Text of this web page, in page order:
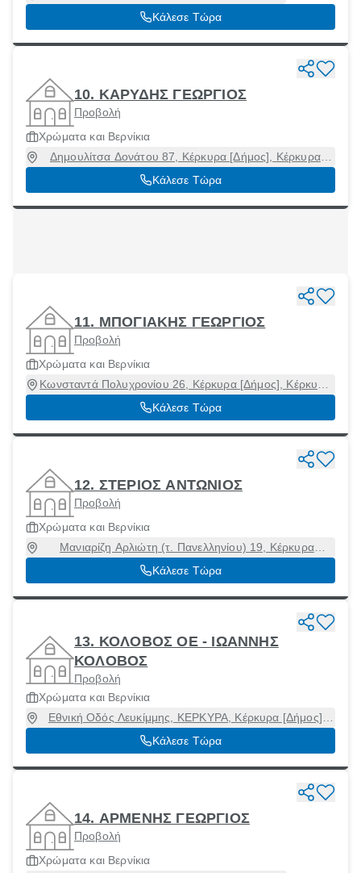
Κάλεσε Τώρα
10. ΚΑΡΥΔΗΣ ΓΕΩΡΓΙΟΣ
Προβολή
Χρώματα και Βερνίκια
Δημουλίτσα Δονάτου 87, Κέρκυρα [Δήμος], Κέρκυρα,
49100
Κάλεσε Τώρα
11. ΜΠΟΓΙΑΚΗΣ ΓΕΩΡΓΙΟΣ
Προβολή
Χρώματα και Βερνίκια
Κωνσταντά Πολυχρονίου 26, Κέρκυρα [Δήμος], Κέρκυρα,
49100
Κάλεσε Τώρα
12. ΣΤΕΡΙΟΣ ΑΝΤΩΝΙΟΣ
Προβολή
Χρώματα και Βερνίκια
Μανιαρίζη Αρλιώτη (τ. Πανελληνίου) 19, Κέρκυρα
[Δήμος], Κέρκυρα
Κάλεσε Τώρα
13. ΚΟΛΟΒΟΣ ΟΕ - ΙΩΑΝΝΗΣ
ΚΟΛΟΒΟΣ
Προβολή
Χρώματα και Βερνίκια
Εθνική Οδός Λευκίμμης, ΚΕΡΚΥΡΑ, Κέρκυρα [Δήμος],
Κέρκυρα, 49100
Κάλεσε Τώρα
14. ΑΡΜΕΝΗΣ ΓΕΩΡΓΙΟΣ
Προβολή
Χρώματα και Βερνίκια